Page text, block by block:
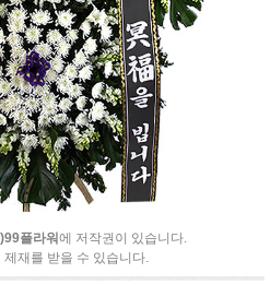
플라워에 저작권이 있습니다.
제재를 받을 수 있습니다.